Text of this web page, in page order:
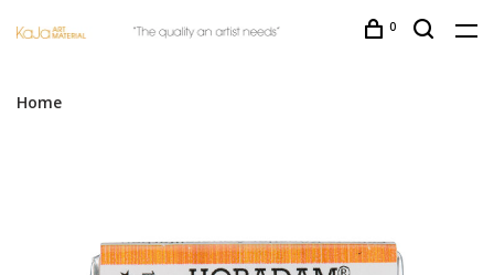
0
Home